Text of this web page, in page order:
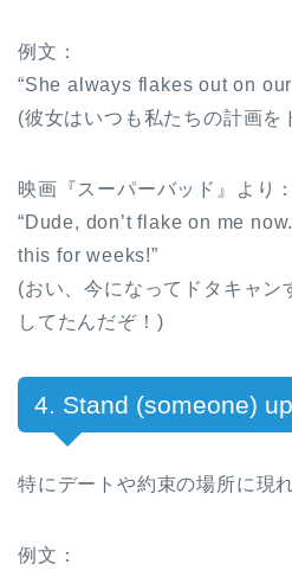
例文：
“She always flakes out on
(彼女はいつも私たちの計画を
映画『スーパーバッド』より：
“Dude, don’t flake on me
this for weeks!”
(おい、今になってドタキャン
してたんだぞ！)
4. Stand (someone) up
特にデートや約束の場所に現
例文：